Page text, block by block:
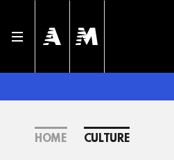
HOME CULTURE